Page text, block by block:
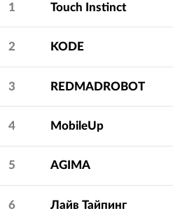
1 Touch Instinct
2 KODE
3 REDMADROBOT
4 MobileUp
5 AGIMA
6 Лайв Тайпинг